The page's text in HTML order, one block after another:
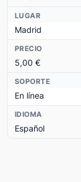
LUGAR
Madrid
PRECIO
5,00 €
SOPORTE
En línea
IDIOMA
Español